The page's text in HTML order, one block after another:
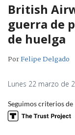
British
guerra de
de huelga
PorFelipe Delgado
Lunes 22 marzo de
Seguimos criterios de